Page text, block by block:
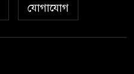
যোগাযোগ